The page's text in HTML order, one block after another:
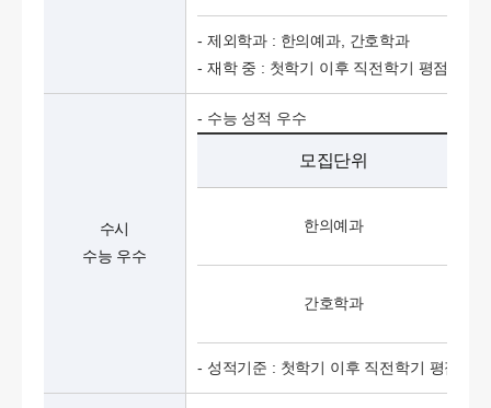
- 제외학과 : 한의예과, 간호학과
- 재학 중 : 첫학기 이후 직전학기 평점평균
수시
수능 우수
- 수능 성적 우수
모집단위
한의예과
간호학과
- 성적기준 : 첫학기 이후 직전학기 평점평